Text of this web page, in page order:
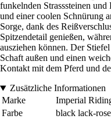
funkelnden Strasssteinen
und einer coolen Schnürung
Sorge, dank des
Spitzendetail genießen,
ausziehen können. Der
Schaft außen und einen
Kontakt mit dem Pferd und
Zusätzliche Informationen
Marke
Imperial
Farbe
black lack-rose